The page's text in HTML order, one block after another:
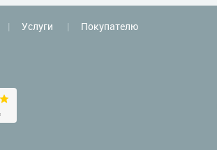
Услуги
Покупателю